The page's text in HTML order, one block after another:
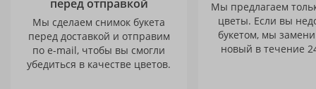
перед отправкой
Мы сделаем снимок букета
перед доставкой и отправим
по e-mail, чтобы вы смогли
убедиться в качестве цветов.
Мы предлагаем
цветы. Если вы
букетом, мы
новый в течение